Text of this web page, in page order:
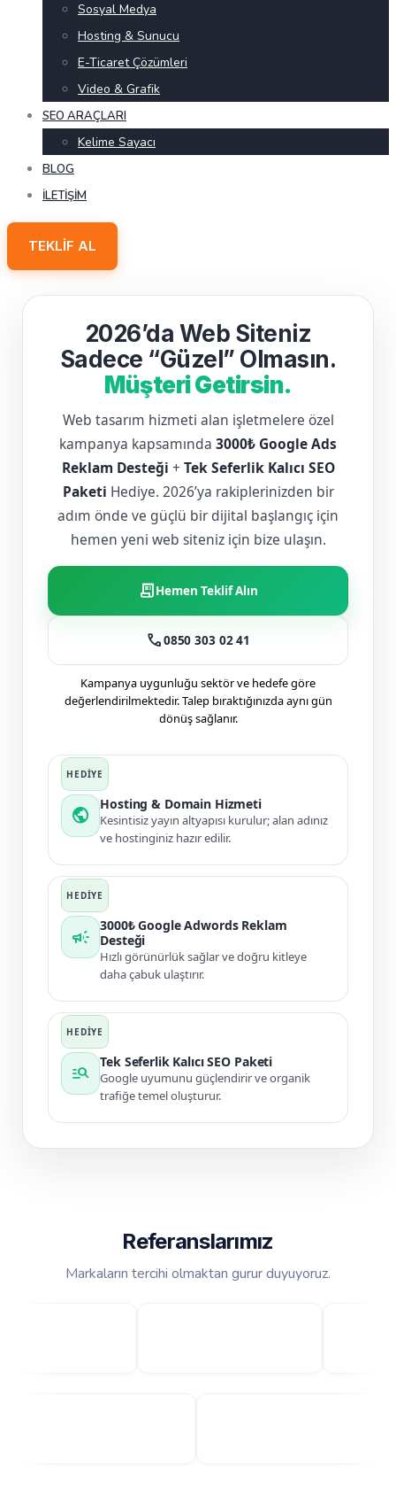
Sosyal Medya
Hosting & Sunucu
E-Ticaret Çözümleri
Video & Grafik
SEO ARAÇLARI
Kelime Sayacı
BLOG
İLETIŞIM
TEKLIF AL
2026’da Web Siteniz
Sadece “Güzel” Olmasın.
Müşteri Getirsin.
Web tasarım hizmeti alan işletmelere özel
kampanya kapsamında 3000₺ Google Ads
Reklam Desteği + Tek Seferlik Kalıcı SEO
Paketi Hediye. 2026’ya rakiplerinizden bir
adım önde ve güçlü bir dijital başlangıç için
hemen yeni web siteniz için bize ulaşın.
receipt_longHemen Teklif Alın
call0850 303 02 41
Kampanya uygunluğu sektör ve hedefe göre
değerlendirilmektedir. Talep bıraktığınızda aynı gün
dönüş sağlanır.
public
Hosting & Domain Hizmeti
Kesintisiz yayın altyapısı kurulur; alan adınız
ve hostinginiz hazır edilir.
campaign
3000₺ Google Adwords Reklam
Desteği
Hızlı görünürlük sağlar ve doğru kitleye
daha çabuk ulaştırır.
manage_search
Tek Seferlik Kalıcı SEO Paketi
Google uyumunu güçlendirir ve organik
trafiğe temel oluşturur.
Referanslarımız
Markaların tercihi olmaktan gurur duyuyoruz.